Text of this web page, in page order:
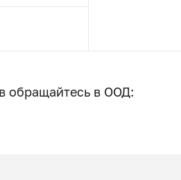
обращайтесь в ООД: